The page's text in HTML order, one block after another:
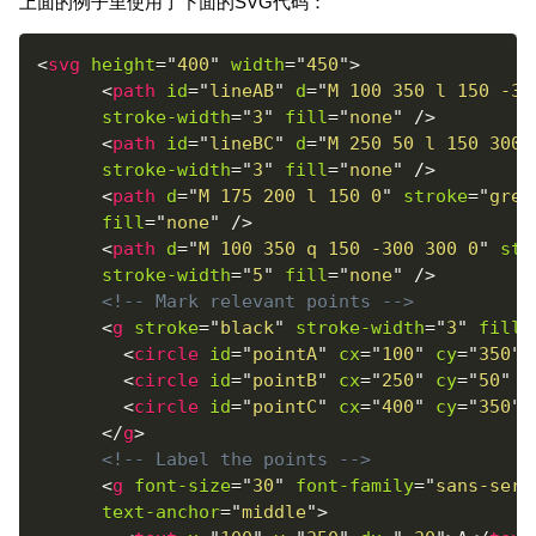
<svg height="400" width="450">
<path id="lineAB" d="M 100 350 l 150 -
stroke-width="3" fill="none"
/>
<path id="lineBC" d="M 250 50 l 150 300
stroke-width="3" fill="none"
/>
<path d="M 175 200 l 150 0" stroke="
fill="none"
/>
<path d="M 100 350 q 150 -300 300 0"
stroke-width="5" fill="none"
/>
<!-- Mark relevant points -->
<g stroke="black" stroke-width="3" fill
<circle id="pointA" cx="100" cy="350"
<circle id="pointB" cx="250" cy="50"
<circle id="pointC" cx="400" cy="350"
</g>
<!-- Label the points -->
<g font-size="30" font-family="sans-
text-anchor="middle">